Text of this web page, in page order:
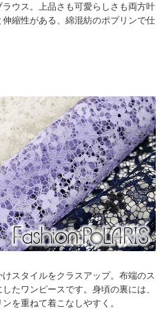
ウス。上品さも可愛らしさも両方叶
縮性がある、綿混紡のポプリンで仕
スタイルをクラスアップ。布端のス
たワンピースです。身頃の裏には、
を重ねて着こなしやすく。